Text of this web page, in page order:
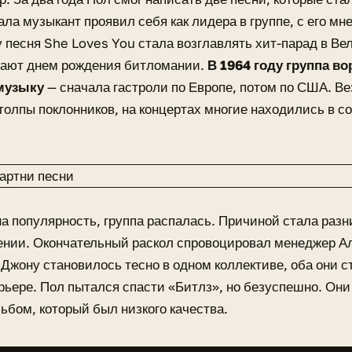
музыкант проявил себя как лидера в группе, с его
песня She Loves You стала возглавлять хит-парад в
днем рождения битломании. В 1964 году группа
— сначала гастроли по Европе, потом по США.
поклонников, на концертах многие находились в
популярность, группа распалась. Причиной стала
Окончательный раскол спровоцировал менеджер
становилось тесно в одном коллективе, оба они
Пол пытался спасти «Битлз», но безуспешно.
который был низкого качества.